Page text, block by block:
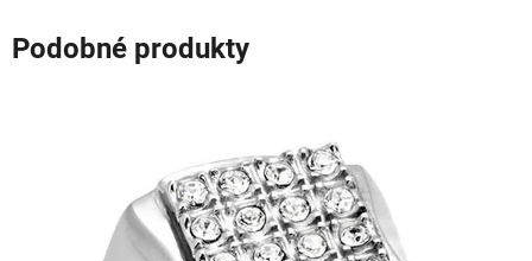
Podobné produkty